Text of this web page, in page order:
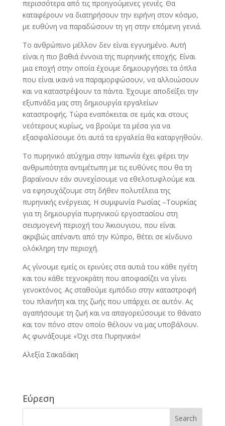
περισσότερα από τις προηγούμενες γενιές. Θα
καταφέρουν να διατηρήσουν την ειρήνη στον κόσμο,
με ευθύνη να παραδώσουν τη γη στην επόμενη γενιά.
Το ανθρώπινο μέλλον δεν είναι εγγυημένο. Αυτή
είναι η πιο βαθιά έννοια της πυρηνικής εποχής. Είναι
μια εποχή στην οποία έχουμε δημιουργήσει τα όπλα
που είναι ικανά να παραμορφώσουν, να αλλοιώσουν
και να καταστρέψουν τα πάντα. Έχουμε αποδείξει την
εξυπνάδα μας στη δημιουργία εργαλείων
καταστροφής. Τώρα εναπόκειται σε εμάς και στους
νεότερους κυρίως, να βρούμε τα μέσα για να
εξασφαλίσουμε ότι αυτά τα εργαλεία θα καταργηθούν.
Το πυρηνικό ατύχημα στην Ιαπωνία έχει φέρει την
ανθρωπότητα αντιμέτωπη με τις ευθύνες που θα τη
βαραίνουν εάν συνεχίσουμε να εθελοτυφλούμε και
να εφησυχάζουμε στη δήθεν πολυτέλεια της
πυρηνικής ενέργειας. Η συμφωνία Ρωσίας –Τουρκίας
για τη δημιουργία πυρηνικού εργοστασίου στη
σεισμογενή περιοχή του Άκιουγιου, που είναι
ακριβώς απέναντι από την Κύπρο, θέτει σε κίνδυνο
ολόκληρη την περιοχή.
Ας γίνουμε εμείς οι ερινύες στα αυτιά του κάθε ηγέτη
και του κάθε τεχνοκράτη που αποφασίζει να γίνει
γενοκτόνος. Ας σταθούμε εμπόδιο στην καταστροφή
του πλανήτη και της ζωής που υπάρχει σε αυτόν. Ας
αγαπήσουμε τη ζωή και να απαγορεύσουμε το θάνατο
και τον πόνο στον οποίο θέλουν να μας υποβάλουν.
Ας φωνάξουμε «Όχι στα Πυρηνικά»!
Αλεξία Σακαδάκη
Εύρεση